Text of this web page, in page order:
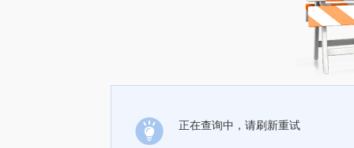
正在查询中，请刷新重试